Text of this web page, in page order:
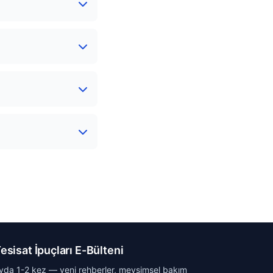
İpuçları E-Bülteni
1-2 kez — yeni rehberler, mevsimsel bakım